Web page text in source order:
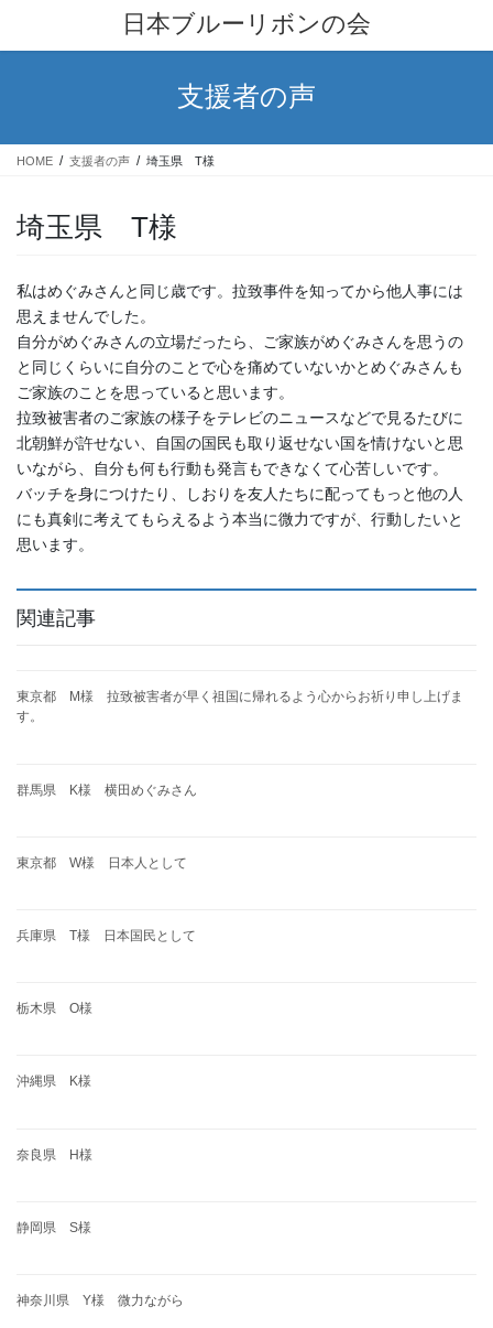
テ
ス
ゲ
ン
日本ブルーリボンの会
支援者の声
HOME 支援者の声 埼玉県 T様
埼玉県 T様
私はめぐみさんと同じ歳です。拉致事件を知ってから他人事には
思えませんでした。
自分がめぐみさんの立場だったら、ご家族がめぐみさんを思うの
と同じくらいに自分のことで心を痛めていないかとめぐみさんも
ご家族のことを思っていると思います。
拉致被害者のご家族の様子をテレビのニュースなどで見るたびに
北朝鮮が許せない、自国の国民も取り返せない国を情けないと思
いながら、自分も何も行動も発言もできなくて心苦しいです。
バッチを身につけたり、しおりを友人たちに配ってもっと他の人
にも真剣に考えてもらえるよう本当に微力ですが、行動したいと
思います。
関連記事
東京都 M様 拉致被害者が早く祖国に帰れるよう心からお祈り申し上げま
す。
群馬県 K様 横田めぐみさん
東京都 W様 日本人として
兵庫県 T様 日本国民として
栃木県 O様
沖縄県 K様
奈良県 H様
静岡県 S様
神奈川県 Y様 微力ながら